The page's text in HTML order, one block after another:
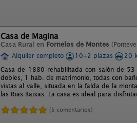
Casa de Magina
Casa Rural en Fornelos de Montes
Alquiler completo
10+2 plazas 20
Casa de 1880 rehabilitada con salón de 53
dobles, 1 hab. de matrimonio, todas con
vistas al valle, situada en la falda de la
las Rias Baixas. La casa es ideal para
(5 comentarios)